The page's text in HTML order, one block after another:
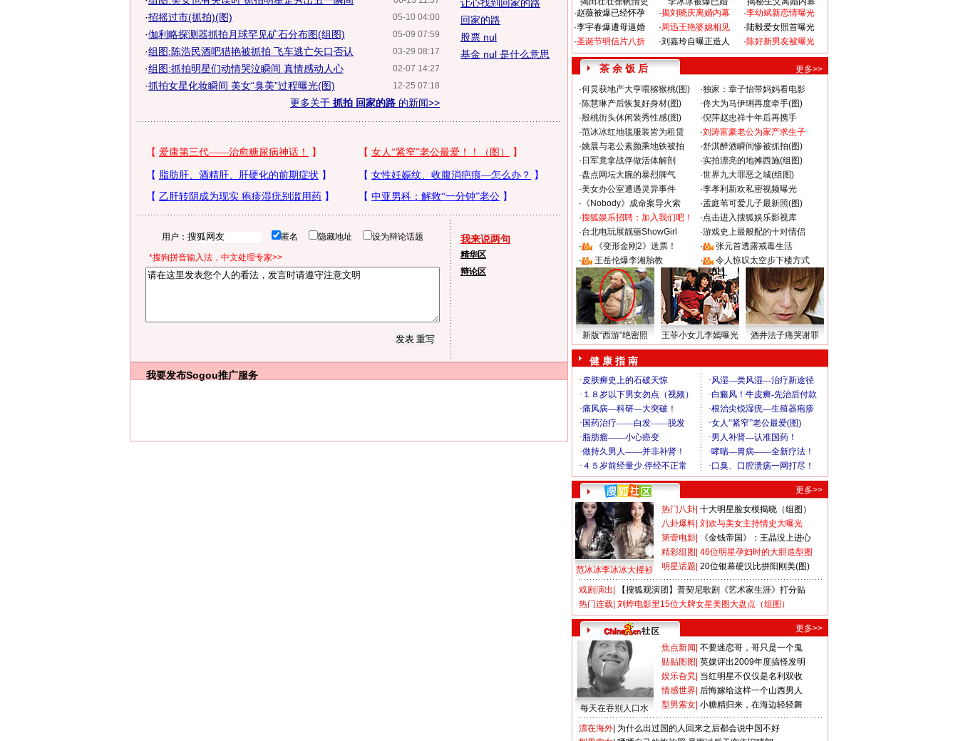
05-10 04:00
·招摇过市(抓拍)(图)
05-09 07:59
·伽利略探测器抓拍月球罕见矿石分布图(组图)
03-29 08:17
·组图:陈浩民酒吧猎艳被抓拍 飞车逃亡矢口否认
02-07 14:27
·组图:抓拍明星们动情哭泣瞬间 真情感动人心
12-25 07:18
·抓拍女星化妆瞬间 美女“臭美”过程曝光(图)
更多关于 抓拍 回家的路 的新闻>>
让心找到回家的路
回家的路
股票 nul
基金 nul 是什么意思
用户： 匿名 隐藏地址 设为辩论话题
*搜狗拼音输入法，中文处理专家>>
我来说两句
精华区
辩论区
我要发布Sogou推广服务
·赵薇被爆已经怀孕
·李宇春爆遭母逼婚
·圣诞节明信片八折
·揭刘晓庆离婚内幕
·周迅王艳婆媳相见
·刘嘉玲自曝正造人
·李幼斌新恋情曝光
·陆毅爱女照首曝光
·陈好新男友被曝光
茶 余 饭 后
更多>>
·何炅获地产大亨喂猕猴桃(图) ·独家：章子怡带妈妈看电影
·陈慧琳产后恢复好身材(图) ·佟大为马伊琍再度牵手(图)
·殷桃街头休闲装秀性感(图) ·倪萍赵忠祥十年后再携手
·范冰冰红地毯服装皆为租赁 ·刘涛富豪老公为家产求生子
·姚晨与老公素颜乘地铁被拍 ·舒淇醉酒瞬间惨被抓拍(图)
· 日军竟拿战俘做活体解剖 ·实拍漂亮的地摊西施(组图)
·盘点网坛大腕的暴烈脾气 ·世界九大罪恶之城(组图)
·美女办公室遭遇灵异事件 ·李孝利新欢私密视频曝光
· 《Nobody》成命案导火索 ·孟庭苇可爱儿子最新照(图)
·搜狐娱乐招聘：加入我们吧！ ·点击进入搜狐娱乐影视库
·台北电玩展靓丽ShowGirl ·游戏史上最般配的十对情侣
·
《变形金刚2》送票！ ·
张元首透露戒毒生活
·
王岳伦爆李湘胎教 · 令人惊叹太空步下楼方式
新版“西游”绝密照 王菲小女儿李嫣曝光 酒井法子痛哭谢罪
健 康 指 南
更多>>
范冰冰李冰冰大撞衫
热门八卦 十大明星脸女模揭晓（组图）
八卦爆料 刘欢与美女主持情史大曝光
第壹电影
《金钱帝国》：王晶没上进心
精彩组图 46位明星孕妇时的大胆造型图
明星话题 20位银幕硬汉比拼阳刚美(图)
戏剧演出
【搜狐观演团】普契尼歌剧《艺术家生涯》打分贴
热门连载 刘烨电影里15位大牌女星美图大盘点（组图）
更多>>
每天在吞别人口水
焦点新闻 不要迷恋哥，哥只是一个鬼
贴贴图图 英媒评出2009年度搞怪发明
娱乐旮旯 当红明星不仅仅是名利双收
情感世界 后悔嫁给这样一个山西男人
型男索女 小糖精归来，在海边轻轻舞
漂在海外 为什么出过国的人回来之后都会说中国不好